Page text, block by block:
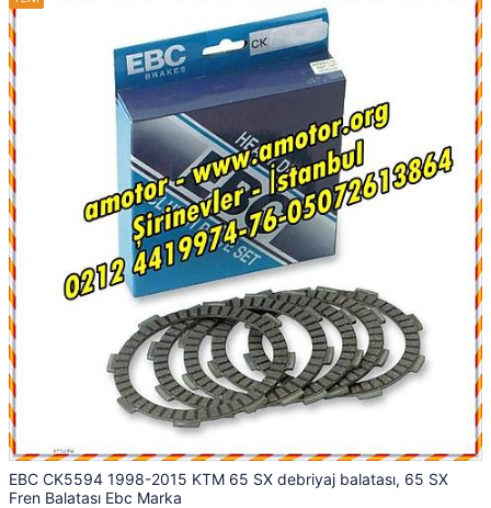
EBC CK5594 1998-2015 KTM 65 SX debriyaj balatası, 65 SX
Fren Balatası Ebc Marka